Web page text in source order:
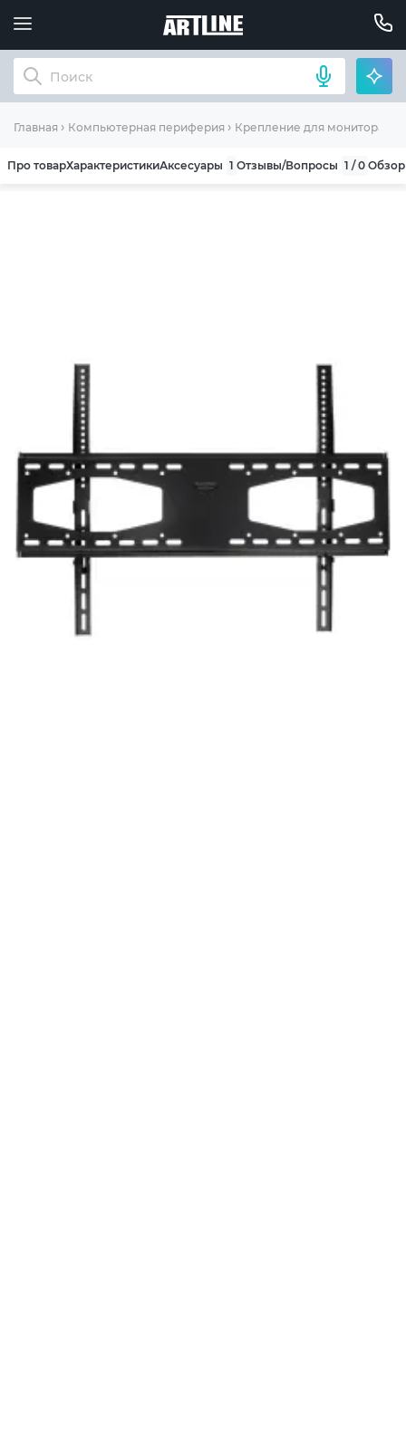
Главная Компьютерная периферия Крепление для монитора
Про товарХарактеристикиАксесуары 1 Отзывы/Вопросы 1 / 0